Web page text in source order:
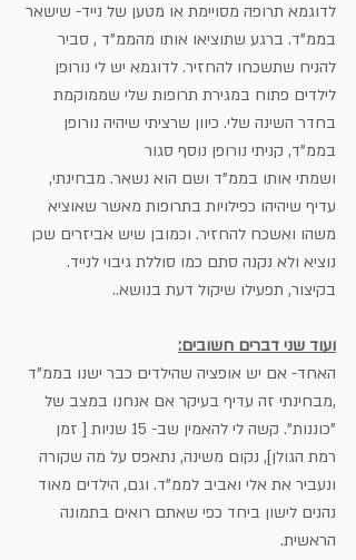
לדוגמא תרופה מסויימת או מטען של נייד- שישאר
בממ"ד. ברגע שתוציאו אותו מהממ"ד , סביר
להניח שתשכחו להחזיר. לדוגמא יש לי נורופן
לילדים פתוח במגירת תרופות שלי שממוקמת
בחדר השינה שלי. כיוון שרציתי שיהיה נורופן
בממ"ד, קניתי נורופן נוסף סגור
ושמתי אותו בממ"ד ושם הוא נשאר. מבחינתי,
עדיף שיהיהו כפילויות בתרופות מאשר שאוציא
משהו ואשכח להחזיר. וכמובן שיש אביזרים שכן
נוציא ולא נקנה סתם כמו סוללת גיבוי לנייד.
בקיצור, תפעילו שיקול דעת בנושא..
ועוד שני דברים חשובים:
האחד- אם יש אופציה שהילדים כבר ישנו בממ"ד
,מבחינתי זה עדיף בעיקר אם אנחנו במצב של
"כוננות". קשה לי להאמין שב- 15 שניות [ זמן
רמת הגולן], נקום משינה, נתאפס על מה שקורה
ונעביר את אלי ואביב לממ"ד. וגם, הילדים מאוד
נהנים לישון ביחד כפי שאתם רואים בתמונה
הראשית.